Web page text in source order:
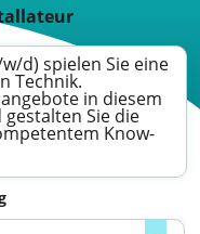
d) spielen Sie eine
Technik.
in diesem
Sie die
Know-